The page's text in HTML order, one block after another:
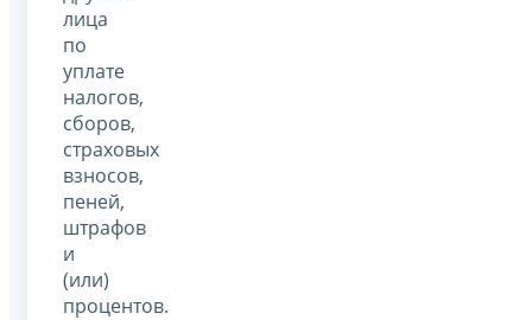
лица
по
уплате
налогов,
сборов,
страховых
взносов,
пеней,
штрафов
и
(или)
процентов.